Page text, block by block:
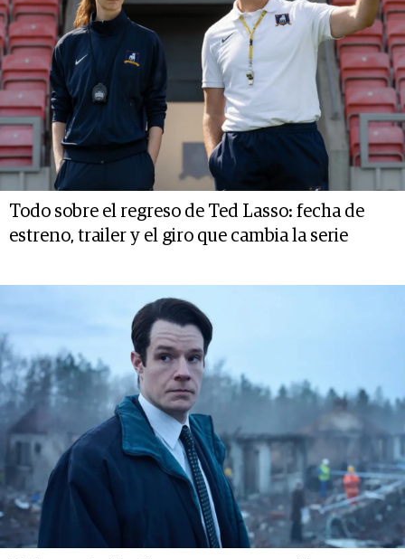
Todo sobre el regreso de Ted Lasso: fecha de
estreno, trailer y el giro que cambia la serie